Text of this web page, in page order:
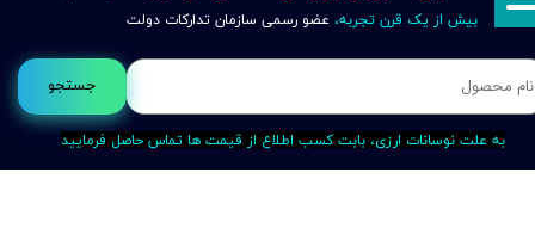
جستجو
بیش از یک قرن تجربه، عضو رسمی سازمان تدارکات دولت
به علت نوسانات ارزی، بابت کسب اطلاع از قیمت ها تماس حاصل فرمایید